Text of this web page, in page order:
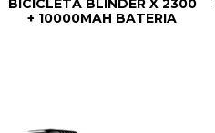
BICICLETA BLINDER X 2300
+ 10000MAH BATERIA